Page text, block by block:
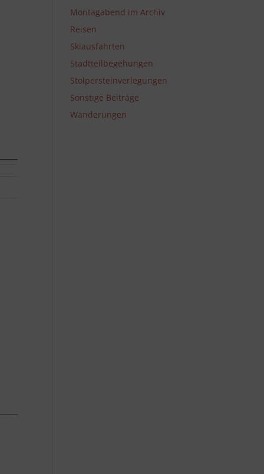
Montagabend im Archiv
Reisen
Skiausfahrten
Stadtteilbegehungen
Stolpersteinverlegungen
Sonstige Beiträge
Wanderungen